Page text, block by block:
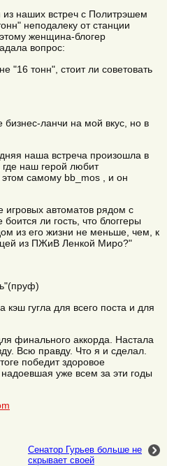
из наших встреч с Политрэшем
неподалеку от станции
женщина-блогер
вопрос:
"16 тонн", стоит ли советовать
ланчи на мой вкус, но в
наша встреча произошла в
наш герой любит
самому bb_mos , и он
игровых автоматов рядом с
ли гость, что блоггеры
из его жизни не меньше, чем, к
из ПЖиВ Ленкой Миро?"
кэш гугла для всего поста и для
финального аккорда. Настала
Всю правду. Что я и сделал.
победит здоровое
уже всем за эти годы
Сенатор Гурьев больше не
скрывает своей